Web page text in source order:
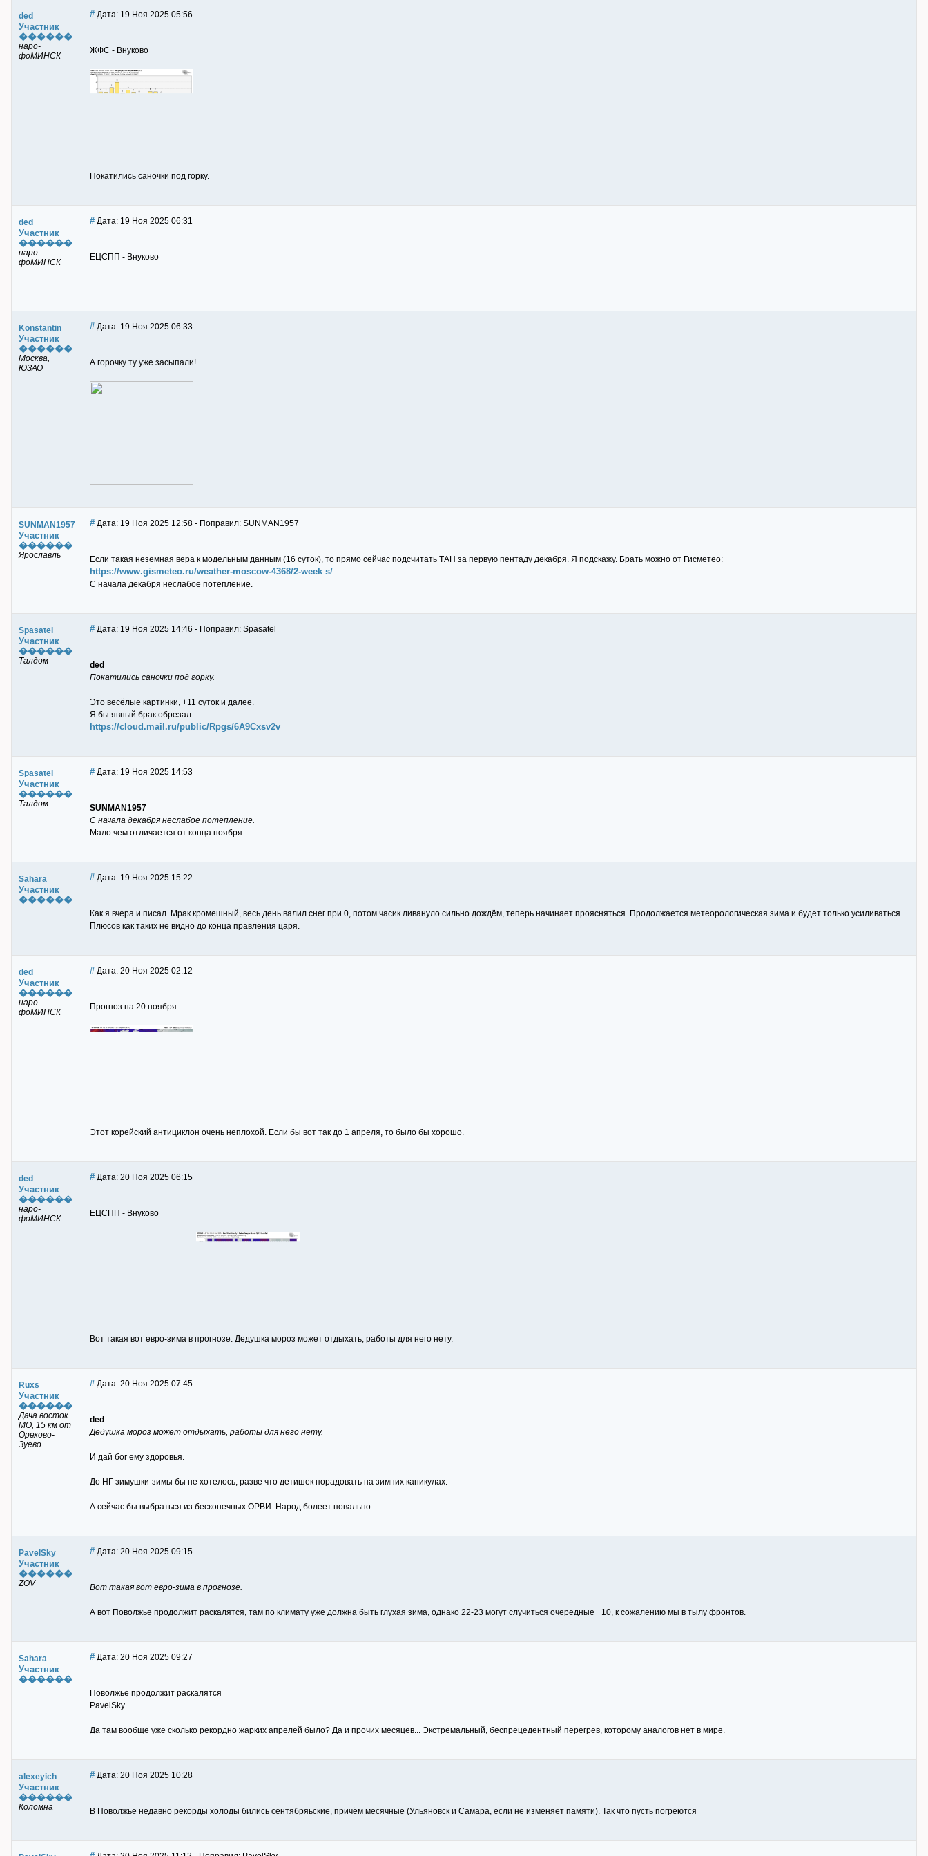
ded
Участник
������
наро-
фоМИНСК
# Дата: 19 Ноя 2025 05:56
ЖФС - Внуково
Покатились саночки под горку.
ded
Участник
������
наро-
фоМИНСК
# Дата: 19 Ноя 2025 06:31
ЕЦСПП - Внуково
Konstantin
Участник
������
Москва,
ЮЗАО
# Дата: 19 Ноя 2025 06:33
А горочку ту уже засыпали!
SUNMAN1957
Участник
������
Ярославль
# Дата: 19 Ноя 2025 12:58 - Поправил: SUNMAN1957
Если такая неземная вера к модельным данным (16 суток), то прямо сейчас подсчитать ТАН за первую пентаду декабря. Я подскажу. Брать можно от Гисметео:
https://www.gismeteo.ru/weather-moscow-4368/2-week s/
С начала декабря неслабое потепление.
Spasatel
Участник
������
Талдом
# Дата: 19 Ноя 2025 14:46 - Поправил: Spasatel
ded
Покатились саночки под горку.
Это весёлые картинки, +11 суток и далее.
Я бы явный брак обрезал
https://cloud.mail.ru/public/Rpgs/6A9Cxsv2v
Spasatel
Участник
������
Талдом
# Дата: 19 Ноя 2025 14:53
SUNMAN1957
С начала декабря неслабое потепление.
Мало чем отличается от конца ноября.
Sahara
Участник
������
# Дата: 19 Ноя 2025 15:22
Как я вчера и писал. Мрак кромешный, весь день валил снег при 0, потом часик ливануло сильно дождём, теперь начинает проясняться. Продолжается метеорологическая зима и будет только усиливаться.
Плюсов как таких не видно до конца правления царя.
ded
Участник
������
наро-
фоМИНСК
# Дата: 20 Ноя 2025 02:12
Прогноз на 20 ноября
Этот корейский антициклон очень неплохой. Если бы вот так до 1 апреля, то было бы хорошо.
ded
Участник
������
наро-
фоМИНСК
# Дата: 20 Ноя 2025 06:15
ЕЦСПП - Внуково
Вот такая вот евро-зима в прогнозе. Дедушка мороз может отдыхать, работы для него нету.
Ruxs
Участник
������
Дача восток
МО, 15 км от
Орехово-
Зуево
# Дата: 20 Ноя 2025 07:45
ded
Дедушка мороз может отдыхать, работы для него нету.
И дай бог ему здоровья.
До НГ зимушки-зимы бы не хотелось, разве что детишек порадовать на зимних каникулах.
А сейчас бы выбраться из бесконечных ОРВИ. Народ болеет повально.
PavelSky
Участник
������
ZOV
# Дата: 20 Ноя 2025 09:15
Вот такая вот евро-зима в прогнозе.
А вот Поволжье продолжит раскалятся, там по климату уже должна быть глухая зима, однако 22-23 могут случиться очередные +10, к сожалению мы в тылу фронтов.
Sahara
Участник
������
# Дата: 20 Ноя 2025 09:27
Поволжье продолжит раскалятся
PavelSky
Да там вообще уже сколько рекордно жарких апрелей было? Да и прочих месяцев... Экстремальный, беспрецедентный перегрев, которому аналогов нет в мире.
alexeyich
Участник
������
Коломна
# Дата: 20 Ноя 2025 10:28
В Поволжье недавно рекорды холоды бились сентябряьские, причём месячные (Ульяновск и Самара, если не изменяет памяти). Так что пусть погреются